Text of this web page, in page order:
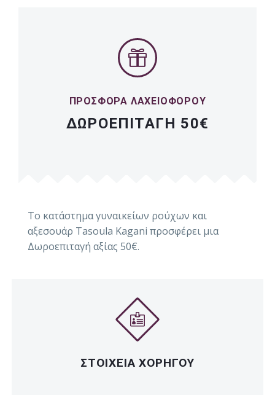
ΣΤΟΙΧΕΙΑ ΧΟΡΗΓΟΥ
ΠΡΟΣΦΟΡΑ ΛΑΧΕΙΟΦΟΡΟΥ
ΔΩΡΟΕΠΙΤΑΓΗ 50€
Το κατάστημα γυναικείων ρούχων και
αξεσουάρ Tasoula Kagani προσφέρει μια
Δωροεπιταγή αξίας 50€.